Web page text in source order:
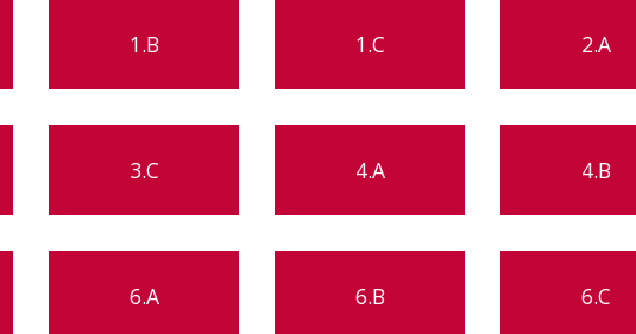
1.B 1.C 2.A
3.C 4.A 4.B
6.A 6.B 6.C